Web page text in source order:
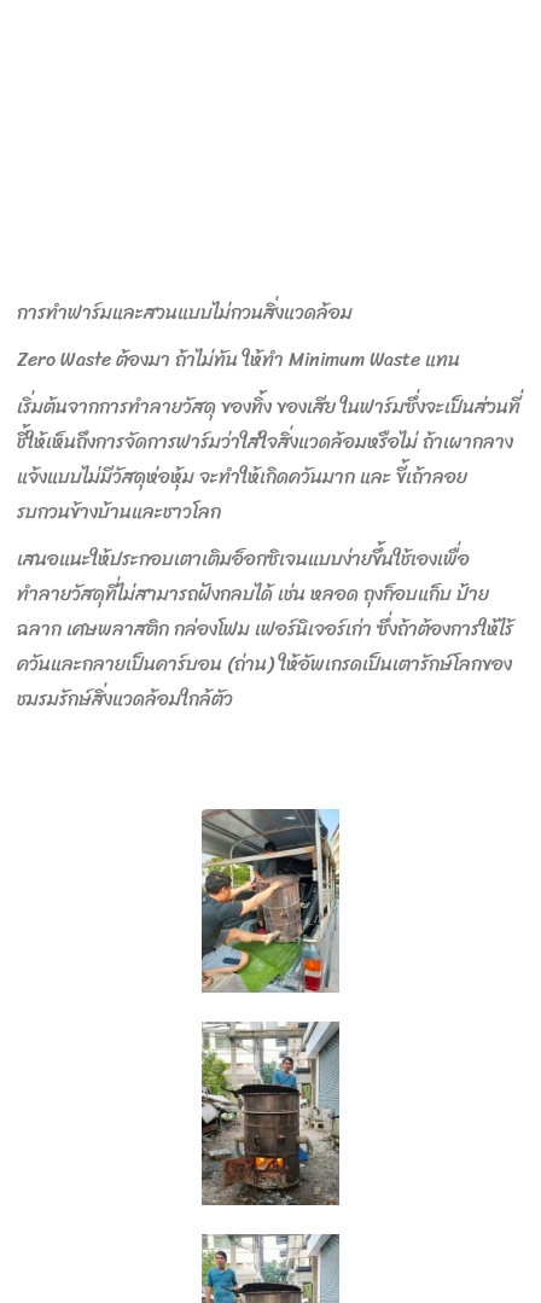
การทำฟาร์มและสวนแบบไม่กวนสิ่งแวดล้อม
Zero Waste ต้องมา ถ้าไม่ทัน ให้ทำ Minimum Waste แทน
เริ่มต้นจากการทำลายวัสดุ ของทิ้ง ของเสีย ในฟาร์มซึ่งจะเป็นส่วนที่
ชี้ให้เห็นถึงการจัดการฟาร์มว่าใส่ใจสิ่งแวดล้อมหรือไม่ ถ้าเผากลาง
แจ้งแบบไม่มีวัสดุห่อหุ้ม จะทำให้เกิดควันมาก และ ขี้เถ้าลอย
รบกวนข้างบ้านและชาวโลก
เสนอแนะให้ประกอบเตาเติมอ็อกซิเจนแบบง่ายขึ้นใช้เองเพื่อ
ทำลายวัสดุที่ไม่สามารถฝังกลบได้ เช่น หลอด ถุงก็อบแก็บ ป้าย
ฉลาก เศษพลาสติก กล่องโฟม เฟอร์นิเจอร์เก่า ซึ่งถ้าต้องการให้ไร้
ควันและกลายเป็นคาร์บอน (ถ่าน) ให้อัพเกรดเป็นเตารักษ์โลกของ
ชมรมรักษ์สิ่งแวดล้อมใกล้ตัว